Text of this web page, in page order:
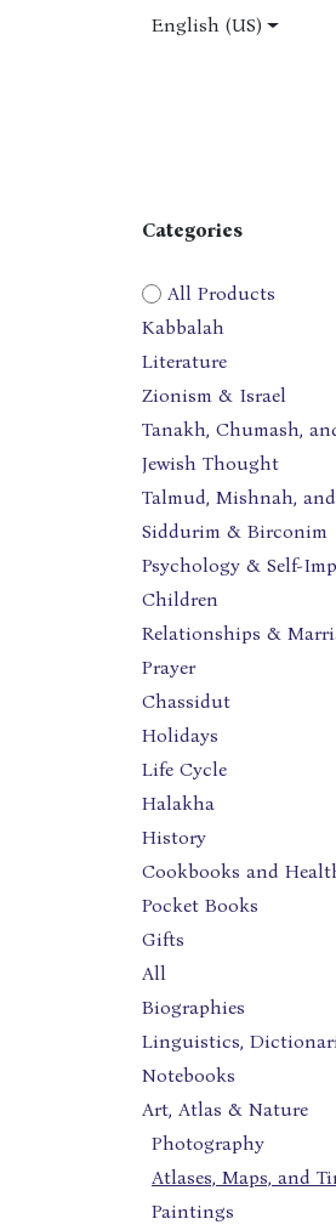
English (US)
Categories
All Products
Kabbalah
Literature
Zionism & Israel
Tanakh, Chumash,
Jewish Thought
Talmud, Mishnah,
Siddurim & Birconim
Psychology & Self-
Children
Relationships &
Prayer
Chassidut
Holidays
Life Cycle
Halakha
History
Cookbooks and
Pocket Books
Gifts
All
Biographies
Linguistics,
Notebooks
Art, Atlas & Nature
Photography
Atlases, Maps, and
Paintings